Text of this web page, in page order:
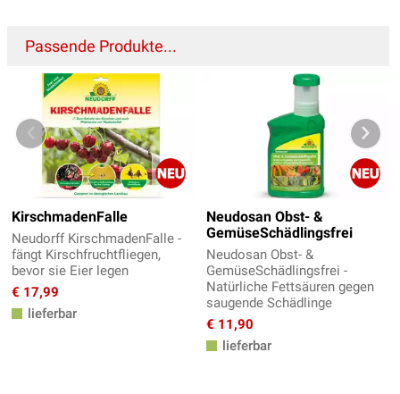
Passende Produkte...
KirschmadenFalle
Neudorff KirschmadenFalle -
fängt Kirschfruchtfliegen,
bevor sie Eier legen
€ 17,99
lieferbar
Neudosan Obst- &
GemüseSchädlingsfrei
Neudosan Obst- &
GemüseSchädlingsfrei -
Natürliche Fettsäuren gegen
saugende Schädlinge
€ 11,90
lieferbar